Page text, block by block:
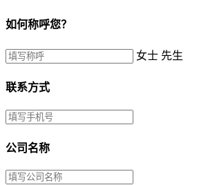
如何称呼您？
女士 先生
联系方式
公司名称